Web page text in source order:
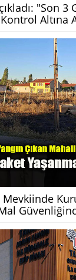
"Son 3
Altına
Mevkiinde